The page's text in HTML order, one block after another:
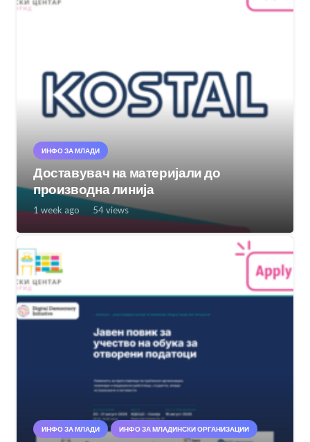
ИНФО ЗА МЛАДИ
Доставувач на материјали до
производна линија
1 week ago 54views
ИНФО ЗА МЛАДИ ИНФО ЗА МЛАДИНСКИ ОРГАНИЗАЦИИ